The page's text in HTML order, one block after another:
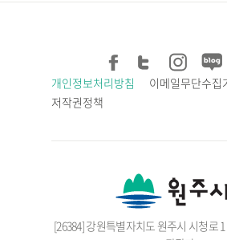
개인정보처리방침
이메일무단수집
저작권정책
[26384] 강원특별자치도 원주시 시청로